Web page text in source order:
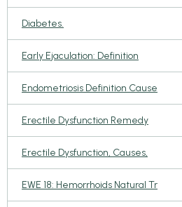
Diabetes.
Early Ejaculation: Definition
Endometriosis Definition Cause
Erectile Dysfunction Remedy
Erectile Dysfunction, Causes,
EWE 18: Hemorrhoids Natural Tr